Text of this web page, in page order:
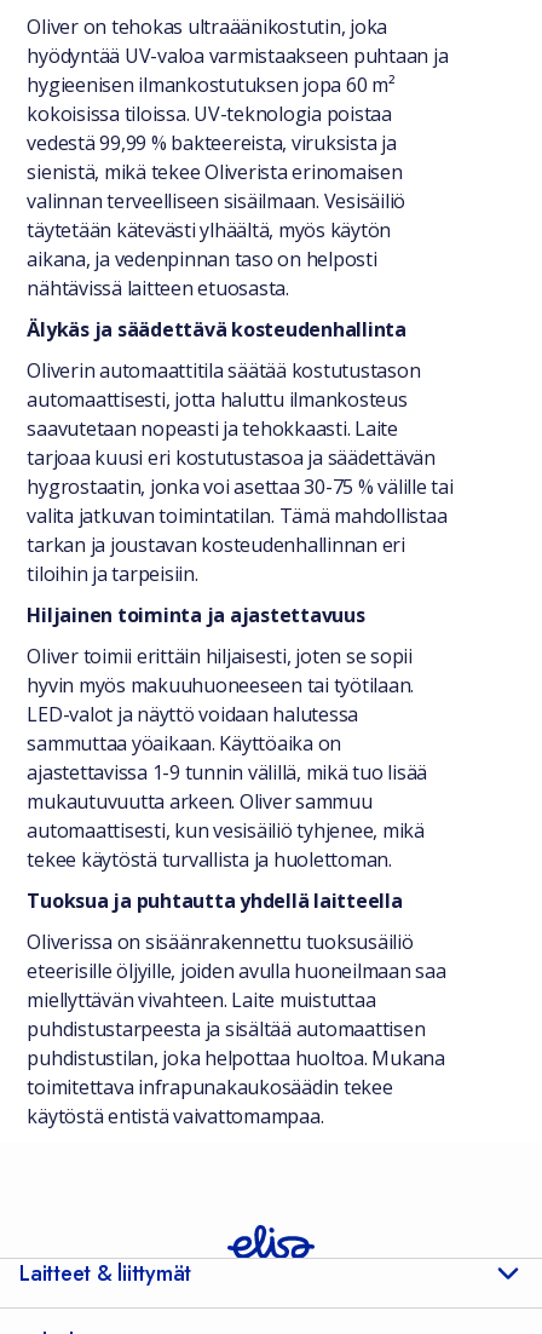
Oliver on tehokas ultraäänikostutin, joka
hyödyntää UV-valoa varmistaakseen puhtaan ja
hygieenisen ilmankostutuksen jopa 60 m²
kokoisissa tiloissa. UV-teknologia poistaa
vedestä 99,99 % bakteereista, viruksista ja
sienistä, mikä tekee Oliverista erinomaisen
valinnan terveelliseen sisäilmaan. Vesisäiliö
täytetään kätevästi ylhäältä, myös käytön
aikana, ja vedenpinnan taso on helposti
nähtävissä laitteen etuosasta.
Älykäs ja säädettävä kosteudenhallinta
Oliverin automaattitila säätää kostutustason
automaattisesti, jotta haluttu ilmankosteus
saavutetaan nopeasti ja tehokkaasti. Laite
tarjoaa kuusi eri kostutustasoa ja säädettävän
hygrostaatin, jonka voi asettaa 30-75 % välille tai
valita jatkuvan toimintatilan. Tämä mahdollistaa
tarkan ja joustavan kosteudenhallinnan eri
tiloihin ja tarpeisiin.
Hiljainen toiminta ja ajastettavuus
Oliver toimii erittäin hiljaisesti, joten se sopii
hyvin myös makuuhuoneeseen tai työtilaan.
LED-valot ja näyttö voidaan halutessa
sammuttaa yöaikaan. Käyttöaika on
ajastettavissa 1-9 tunnin välillä, mikä tuo lisää
mukautuvuutta arkeen. Oliver sammuu
automaattisesti, kun vesisäiliö tyhjenee, mikä
tekee käytöstä turvallista ja huolettoman.
Tuoksua ja puhtautta yhdellä laitteella
Oliverissa on sisäänrakennettu tuoksusäiliö
eteerisille öljyille, joiden avulla huoneilmaan saa
miellyttävän vivahteen. Laite muistuttaa
puhdistustarpeesta ja sisältää automaattisen
puhdistustilan, joka helpottaa huoltoa. Mukana
toimitettava infrapunakaukosäädin tekee
käytöstä entistä vaivattomampaa.
Laitteet & liittymät